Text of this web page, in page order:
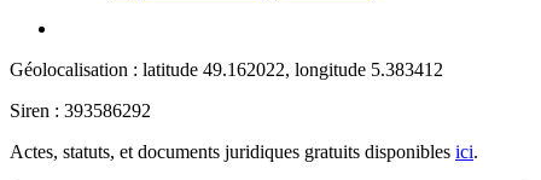
Géolocalisation : latitude 49.162022, longitude 5.383412
Siren : 393586292
Actes, statuts, et documents juridiques gratuits disponibles ici.